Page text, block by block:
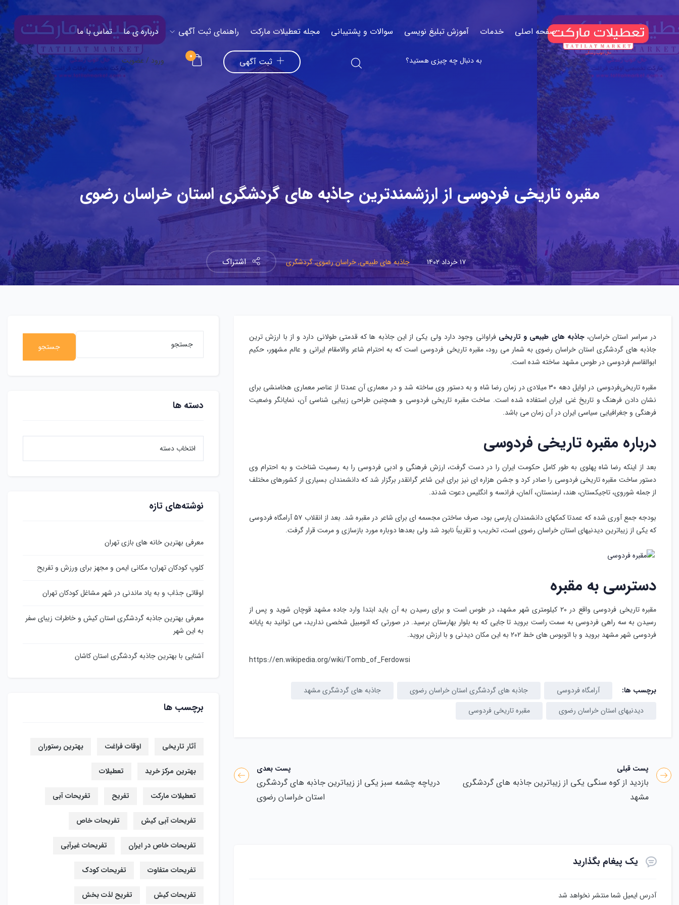
صفحه اصلی خدمات آموزش تبلیغ نویسی سوالات و پشتیبانی مجله تعطیلات مارکت راهنمای ثبت آگهی درباره ی ما تماس با ما
ثبت آگهی 0 ورود / عضویت
مقبره تاریخی فردوسی از ارزشمندترین جاذبه های گردشگری استان خراسان رضوی
۱۷ خرداد ۱۴۰۲ جاذبه های طبیعی,خراسان رضوی,گردشگری اشتراک
در سراسر استان خراسان،جاذبه های طبیعی و تاریخی فراوانی وجود دارد ولی یکی از این جاذبه ها که قدمتی طولانی دارد و از با ارزش ترین
جاذبه های گردشگری استان خراسان رضوی به شمار می رود، مقبره تاریخی فردوسی است که به احترام شاعر والامقام ایرانی و عالم مشهور، حکیم
ابوالقاسم فردوسی در طوس مشهد ساخته شده است.
مقبره تاریخی‌فردوسی در اوایل دهه ۳۰ میلادی در زمان رضا شاه و به دستور وی ساخته شد و در معماری آن عمدتا از عناصر معماری هخامنشی برای
نشان دادن فرهنگ و تاریخ غنی ایران استفاده شده است. ساخت مقبره تاریخی فردوسی و همچنین طراحی زیبایی شناسی آن، نمایانگر وضعیت
فرهنگی و جغرافیایی سیاسی ایران در آن زمان می باشد.
درباره مقبره تاریخی فردوسی
بعد از اینکه رضا شاه پهلوی به طور کامل حکومت ایران را در دست گرفت، ارزش فرهنگی و ادبی فردوسی را به رسمیت شناخت و به احترام وی
دستور ساخت مقبره تاریخی فردوسی را صادر کرد و جشن هزاره ای نیز برای این شاعر گرانقدر برگزار شد که دانشمندان بسیاری از کشورهای مختلف
از جمله شوروی، تاجیکستان، هند، ارمنستان، آلمان، فرانسه و انگلیس دعوت شدند.
بودجه جمع آوری شده که عمدتا کمکهای دانشمندان پارسی بود، صرف ساختن مجسمه ای برای شاعر در مقبره شد. بعد از انقلاب ۵۷ آرامگاه فردوسی
که یکی از زیباترین دیدنیهای استان خراسان رضوی است، تخریب و تقریباً نابود شد ولی بعدها دوباره مورد بازسازی و مرمت قرار گرفت.
دسترسی به مقبره
مقبره تاریخی فردوسی واقع در ۲۰ کیلومتری شهر مشهد، در طوس است و برای رسیدن به آن باید ابتدا وارد جاده مشهد قوچان شوید و پس از
رسیدن به سه راهی فردوسی به سمت راست بروید تا جایی که به بلوار بهارستان برسید. در صورتی که اتومبیل شخصی ندارید، می توانید به پایانه
فردوسی شهر مشهد بروید و با اتوبوس های خط ۲۰۲ به این مکان دیدنی و با ارزش بروید.
https://en.wikipedia.org/wiki/Tomb_of_Ferdowsi
برچسب ها: آرامگاه فردوسی جاذبه های گردشگری استان خراسان رضوی
جاذبه های گردشگری مشهد
دیدنیهای استان خراسان رضوی
مقبره تاریخی فردوسی
پست قبلی
بازدید از کوه سنگی یکی از زیباترین جاذبه های گردشگری
مشهد
پست بعدی
دریاچه چشمه سبز یکی از زیباترین جاذبه های گردشگری
استان خراسان رضوی
یک پیغام بگذارید
آدرس ایمیل شما منتشر نخواهد شد
جستجو
دسته ها
نوشته‌های تازه
معرفی بهترین خانه های بازی تهران
کلوپ کودکان تهران؛ مکانی ایمن و مجهز برای ورزش و تفریح
اوقاتی جذاب و به یاد ماندنی در شهر مشاغل کودکان تهران
معرفی بهترین جاذبه گردشگری استان کیش و خاطرات زیبای سفر
به این شهر
آشنایی با بهترین جاذبه گردشگری استان کاشان
برچسب ها
آثار تاریخی اوقات فراغت بهترین رستوران
بهترین مرکز خرید تعطیلات
تعطیلات مارکت تفریح تفریحات آبی
تفریحات آبی کیش تفریحات خاص
تفریحات خاص در ایران تفریحات غیرآبی
تفریحات متفاوت تفریحات کودک
تفریحات کیش تفریح لذت بخش